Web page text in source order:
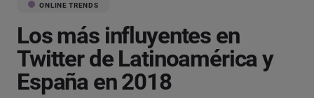
ONLINE TRENDS
Los más influyentes en
Twitter de Latinoamérica y
España en 2018